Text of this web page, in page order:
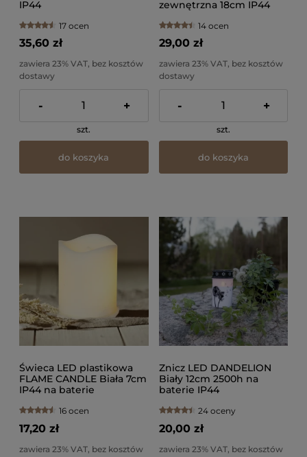
IP44
17 ocen
35,60 zł
zawiera 23% VAT, bez kosztów
dostawy
- +
szt.
do koszyka
zewnętrzna 18cm IP44
14 ocen
29,00 zł
zawiera 23% VAT, bez kosztów
dostawy
- +
szt.
do koszyka
Świeca LED plastikowa
FLAME CANDLE Biała 7cm
IP44 na baterie
16 ocen
17,20 zł
zawiera 23% VAT, bez kosztów
Znicz LED DANDELION
Biały 12cm 2500h na
baterie IP44
24 oceny
20,00 zł
zawiera 23% VAT, bez kosztów